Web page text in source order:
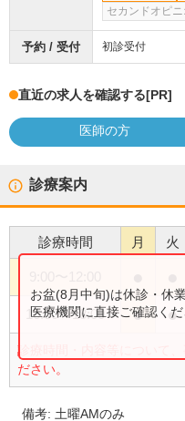
セカンドオピ
予約 / 受付 初診受付
直近の求人を確認する[PR]
医師の方
診療案内
診療時間 月 火
16:00〜18:00 ● ●
診療時間・内容等について
ださい。
お盆(8月中旬)は休診・休
医療機関に直接ご確認くだ
備考: 土曜AMのみ